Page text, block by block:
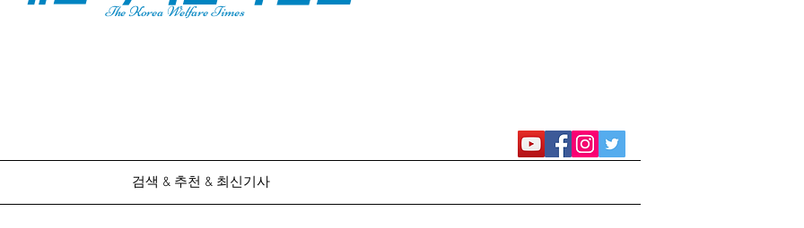
The Korea Welfare Times
검색 & 추천 & 최신기사